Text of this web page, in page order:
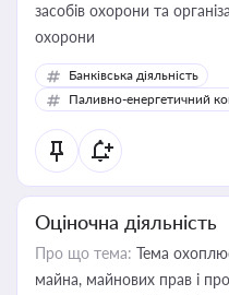
засобів охорони та
охорони
Банківська діяльність
Паливно-енергетичний
Оціночна діяльність
Про що тема: Тема
майна, майнових прав і